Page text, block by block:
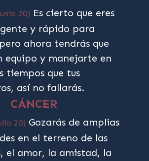
20) Es cierto que eres
y rápido para
ahora tendrás que
equipo y manejarte en
tiempos que tus
así no fallarás.
CÁNCER
20) Gozarás de amplias
en el terreno de las
el amor, la amistad, la